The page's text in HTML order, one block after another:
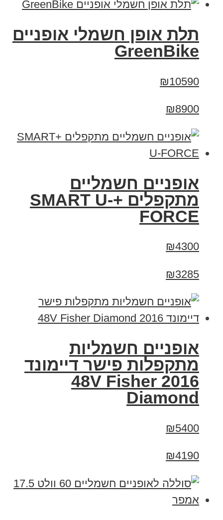
תלת אופן חשמלי אופניים
GreenBike
₪10590
₪8900
אופניים חשמליים
מתקפלים +SMART U-
FORCE
₪4300
₪3285
אופניים חשמליות
מתקפלות פישר דיימונד
2016 48V Fisher
Diamond
₪5400
₪4190